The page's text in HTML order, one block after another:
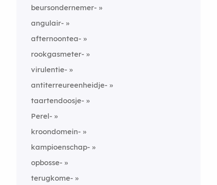
beursondernemer-
angulair-
afternoontea-
rookgasmeter-
virulentie-
antiterreureenheidje-
taartendoosje-
Perel-
kroondomein-
kampioenschap-
opbosse-
terugkome-